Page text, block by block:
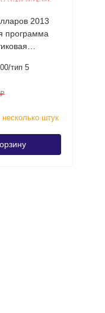
2013
программа
тип 5
₽
штук